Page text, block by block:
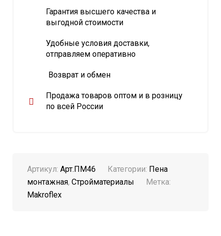
Гарантия высшего качества и
выгодной стоимости
Удобные условия доставки,
отправляем оперативно
Возврат и обмен
Продажа товаров оптом и в розницу
по всей России
Артикул: Арт.ПМ46 Категории: Пена
монтажная, Стройматериалы
Метка:
Makroflex